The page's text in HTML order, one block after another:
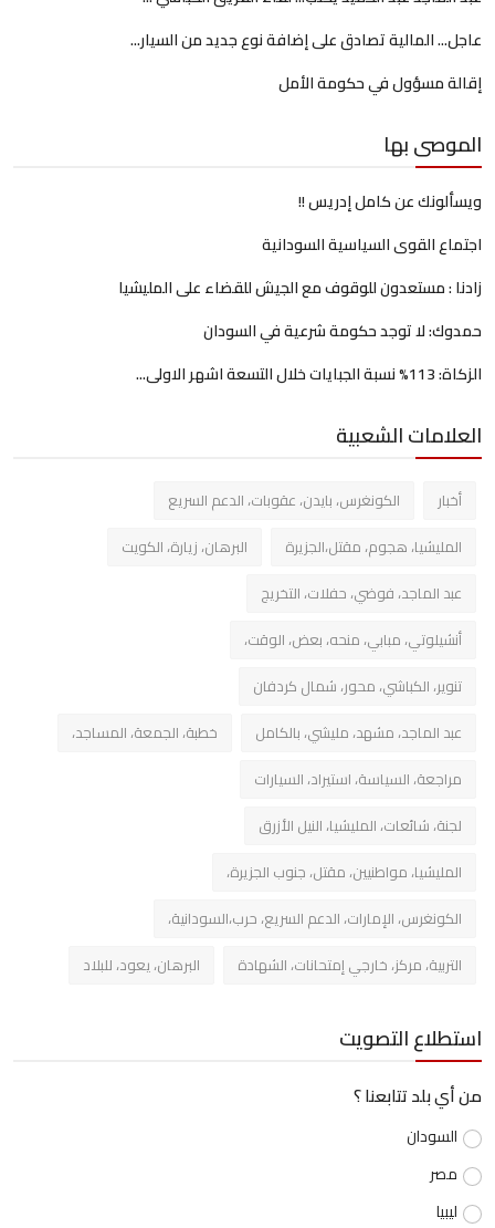
عاجل... المالية تصادق على إضافة نوع جديد من السيار...
إقالة مسؤول في حكومة الأمل
الموصى بها
ويسألونك عن كامل إدريس !!
اجتماع القوى السياسية السودانية
زادنا : مستعدون للوقوف مع الجيش للقضاء على المليشيا
حمدوك: لا توجد حكومة شرعية في السودان
الزكاة: 113% نسبة الجبايات خلال التسعة اشهر الاولى...
العلامات الشعبية
أخبار
الكونغرس، بايدن، عقوبات، الدعم السريع
المليشيا، هجوم، مقتل،الجزيرة
البرهان، زيارة، الكويت
عبد الماجد، فوضي، حفلات، التخريج
أنشيلوتي، مبابي، منحه، بعض، الوقت،
تنوير، الكباشي، محور، شمال كردفان
عبد الماجد، مشهد، مليشي، بالكامل
خطبة، الجمعة، المساجد،
مراجعة، السياسة، استيراد، السيارات
لجنة، شائعات، المليشيا، النيل الأزرق
المليشيا، مواطنيين، مقتل، جنوب الجزيرة،
الكونغرس، الإمارات، الدعم السريع، حرب،السودانية،
التربية، مركز، خارجي إمتحانات، الشهادة
البرهان، يعود، للبلاد
استطلاع التصويت
من أي بلد تتابعنا ؟
السودان
مصر
ليبيا